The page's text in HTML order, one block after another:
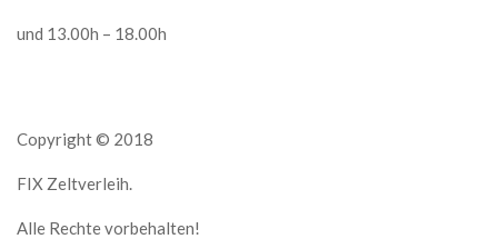
und 13.00h – 18.00h
Copyright © 2018
FIX Zeltverleih.
Alle Rechte vorbehalten!